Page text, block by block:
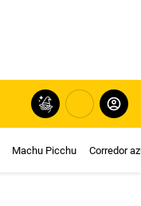
Machu Picchu Corredor